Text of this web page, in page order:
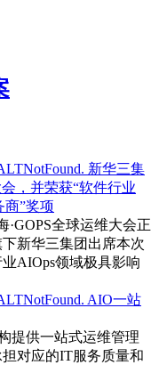
新华三集
会，并荣获“软件行业
商”奖项
·GOPS全球运维大会正
新华三集团出席本次
AIOps领域极具影响
AIO一站
提供一站式运维管理
对应的IT服务质量和